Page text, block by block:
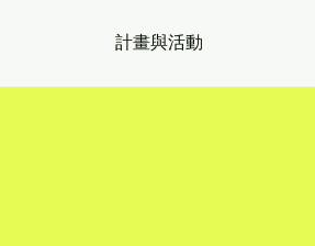
計畫與活動